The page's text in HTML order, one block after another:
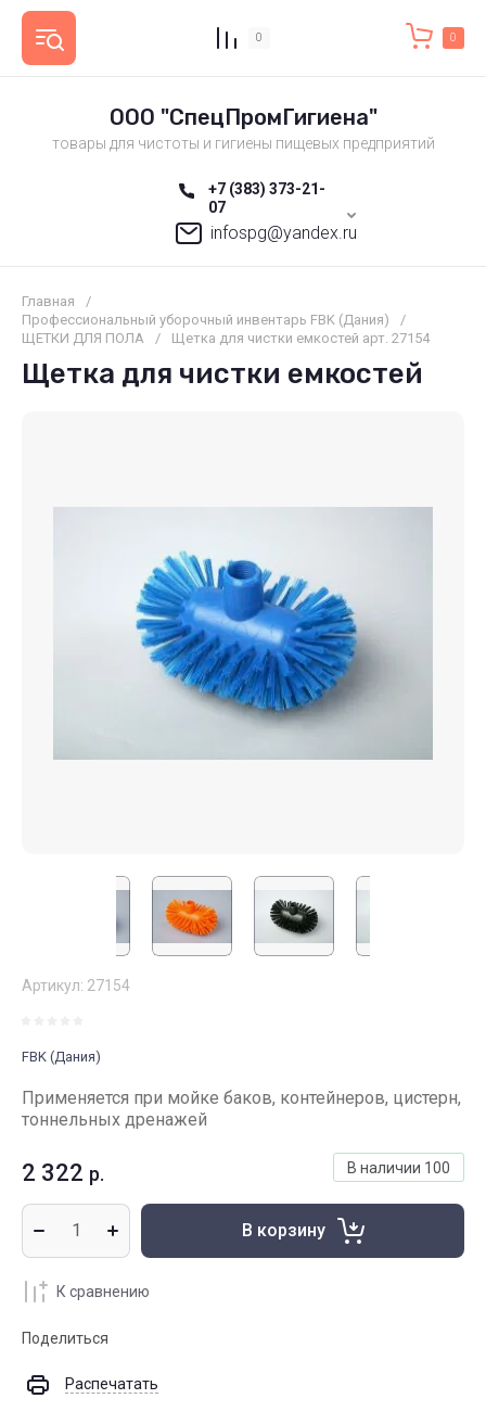
0 0
ООО "СпецПромГигиена"
товары для чистоты и гигиены пищевых предприятий
+7 (383) 373-21-
07
infospg@yandex.ru
Главная
/
Профессиональный уборочный инвентарь FBK (Дания)
/
ЩЕТКИ ДЛЯ ПОЛА
/ Щетка для чистки емкостей арт. 27154
Щетка для чистки емкостей
Артикул: 27154
FBK (Дания)
Применяется при мойке баков, контейнеров, цистерн,
тоннельных дренажей
В наличии 100
2 322 р.
В корзину
К сравнению
Поделиться
Распечатать